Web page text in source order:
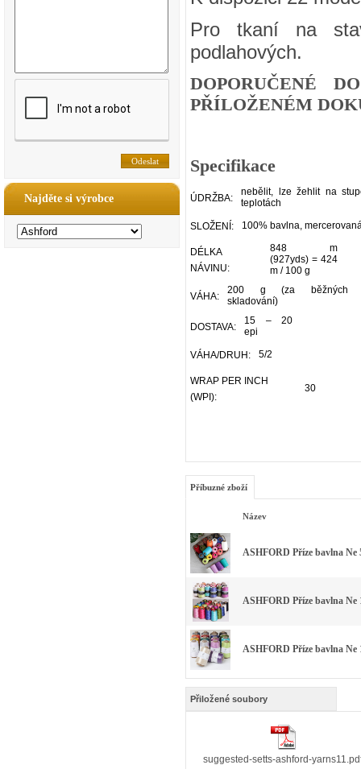
Najděte si výrobce
Pro tkaní na
podlahových.
DOPORUČENÉ
PŘÍLOŽENÉM
Specifikace
ÚDRŽBA:
nebělit, lze žehlit na
teplotách
SLOŽENÍ: 100% bavlna,
DÉLKA
NÁVINU:
848 m
(927yds) = 424
m / 100 g
VÁHA:
200 g (za běžných
skladování)
DOSTAVA:
15 – 20
epi
VÁHA/DRUH: 5/2
WRAP PER INCH
(WPI):
30
Příbuzné zboží
Název
ASHFORD Příze bavlna Ne
ASHFORD Příze bavlna Ne
ASHFORD Příze bavlna Ne
Přiložené soubory
suggested-setts-ashford-